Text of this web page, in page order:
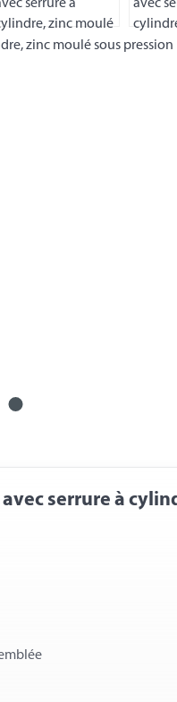
serrure à